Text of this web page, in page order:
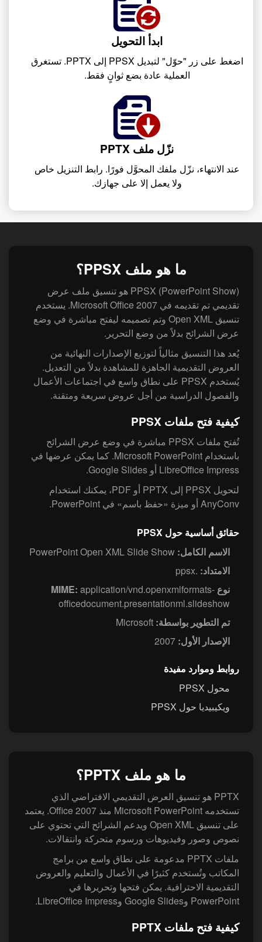
ابدأ التحويل
اضغط على زر "حوّل" لتبديل PPSX إلى PPTX. تستغرق
العملية عادة بضع ثوانٍ فقط.
نزّل ملف PPTX
عند الانتهاء، نزّل ملفك المحوَّل فورًا. رابط التنزيل خاص
ولا يعمل إلا على جهازك.
ما هو ملف PPSX؟
‏PPSX (PowerPoint Show) هو تنسيق ملف عرض
تقديمي تم تقديمه في Microsoft Office 2007. يستخدم
تنسيق Open XML وتم تصميمه ليفتح مباشرة في وضع
عرض الشرائح بدلاً من وضع التحرير.
‏يُعد هذا التنسيق مثالياً لتوزيع الإصدارات النهائية من
العروض التقديمية الجاهزة للمشاهدة بدلاً من التعديل.
يُستخدم PPSX على نطاق واسع في اجتماعات الأعمال
والفصول الدراسية من أجل عروض سريعة ومتقنة.
كيفية فتح ملفات PPSX
‏تُفتح ملفات PPSX مباشرة في وضع عرض الشرائح
باستخدام Microsoft PowerPoint. كما يمكن عرضها في
LibreOffice Impress أو Google Slides.
‏لتحويل PPSX إلى PPTX أو PDF، يمكنك استخدام
AnyConv أو ميزة «حفظ باسم» في PowerPoint.
حقائق أساسية حول PPSX
الاسم الكامل:
الامتداد: .ppsx
نوع MIME: application/vnd.openxmlformats-
officedocument.presentationml.slideshow
تم التطوير بواسطة:
الإصدار الأول:
روابط وموارد مفيدة
محول PPSX
ويكيبيديا حول PPSX
ما هو ملف PPTX؟
‏PPTX هو تنسيق العرض التقديمي الافتراضي الذي
تستخدمه Microsoft PowerPoint منذ Office 2007. يعتمد
على تنسيق Open XML ويدعم الشرائح التي تحتوي على
نصوص وصور وفيديوهات ورسوم متحركة وانتقالات.
‏ملفات PPTX مدعومة على نطاق واسع من برامج
المكاتب وتُستخدم كثيرًا في الأعمال والتعليم والعروض
التقديمية الاحترافية. يمكن فتحها وتحريرها في
PowerPoint وGoogle Slides وLibreOffice Impress.
كيفية فتح ملفات PPTX